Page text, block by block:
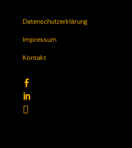
Datenschutzerklärung
Impressum
Kontakt


